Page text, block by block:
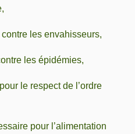
les envahisseurs,
les épidémies,
le respect de l’ordre
pour l’alimentation